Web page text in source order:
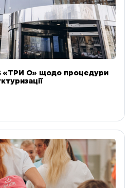
«ТРИ О» щодо процедури